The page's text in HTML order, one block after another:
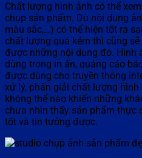
Chất lượng hình ảnh có thể
chụp sản phẩm. Dù nội dung
màu sắc,…) có thể hiện tốt ra
chất lượng quá kém thì cũng
được những nội dung đó. Hình
dùng trong in ấn, quảng cáo
được dùng cho truyền thông
xử lý, phân giải chất lượng
không thể nào khiến những
chưa nhìn thấy sản phẩm thực
tốt và tin tưởng được.